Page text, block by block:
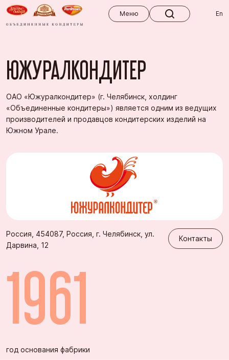
Меню
En
ЮЖУРАЛКОНДИТЕР
ОАО «Южуралкондитер» (г. Челябинск, холдинг
«Объединенные кондитеры») является одним из ведущих
производителей и продавцов кондитерских изделий на
Южном Урале.
Россия, 454087, Россия, г. Челябинск, ул.
Дарвина, 12
Контакты
1961
год основания фабрики